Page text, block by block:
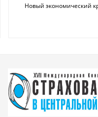
Новый экономический